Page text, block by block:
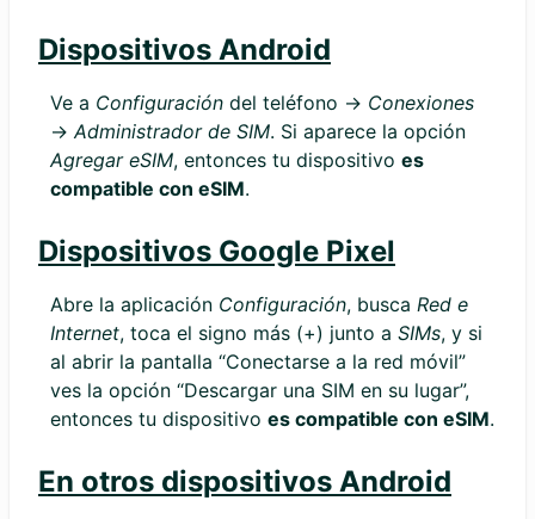
Dispositivos Android
Ve a Configuración del teléfono → Conexiones
→Administrador de SIM. Si aparece la opción
Agregar eSIM, entonces tu dispositivo es
compatible con eSIM.
Dispositivos Google Pixel
Abre la aplicación Configuración, busca Red e
Internet, toca el signo más (+) junto a SIMs, y si
al abrir la pantalla “Conectarse a la red móvil”
ves la opción “Descargar una SIM en su lugar”,
entonces tu dispositivo es compatible con eSIM.
En otros dispositivos Android